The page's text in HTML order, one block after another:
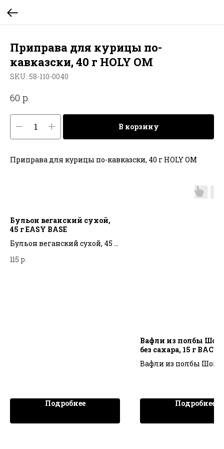
Приправа для курицы по-
кавказски, 40 г HOLY OM
SKU: 58-110-0040
60 р.
В корзину
Приправа для курицы по-кавказски, 40 г HOLY OM
Бульон веганский сухой,
45 г EASY BASE
Бульон веганский сухой, 45 г
115 р.
Подробнее
Вафли из полбы
без сахара, 15 г
Вафли из полбы
Подробнее